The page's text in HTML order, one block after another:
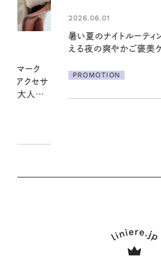
2026.07.24
夏の髪と心が瞬時にリフ
る【大人気のドライシャン